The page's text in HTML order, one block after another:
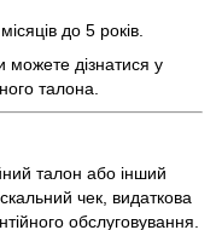
до 5 років.
можете дізнатися у
талона.
талон або інший
чек, видаткова
обслуговування.